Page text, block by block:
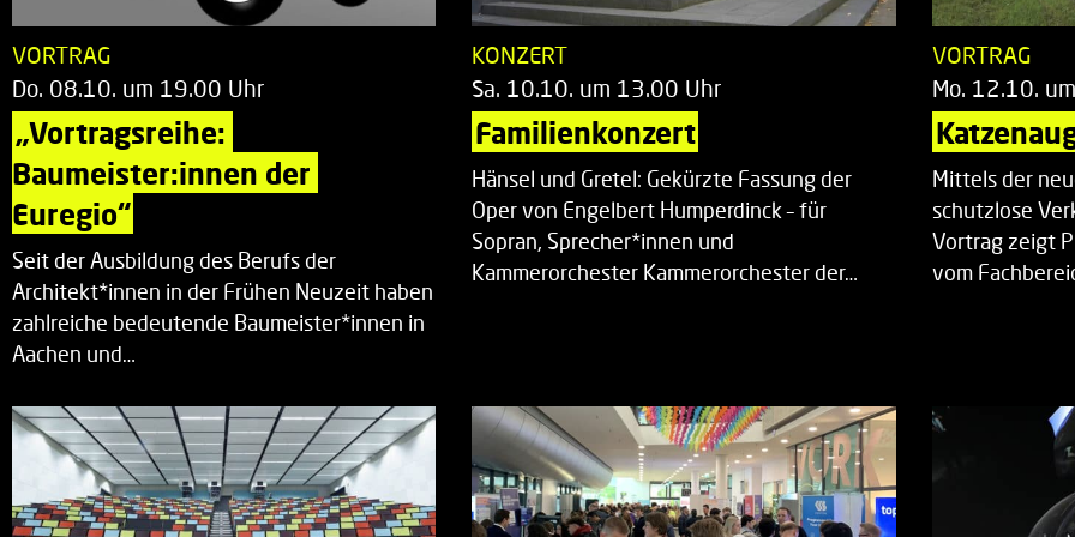
VORTRAG
Do. 08.10. um 19.00 Uhr
„Vortragsreihe:
Baumeister:innen der
Euregio“
Seit der Ausbildung des Berufs der
Architekt*innen in der Frühen Neuzeit haben
zahlreiche bedeutende Baumeister*innen in
Aachen und…
KONZERT
Sa. 10.10. um 13.00 Uhr
Familienkonzert
Hänsel und Gretel: Gekürzte Fassung der
Oper von Engelbert Humperdinck – für
Sopran, Sprecher*innen und
Kammerorchester Kammerorchester der…
VORTRAG
Mo. 12.10.
Mittels der
schutzlose
Vortrag zeigt
vom